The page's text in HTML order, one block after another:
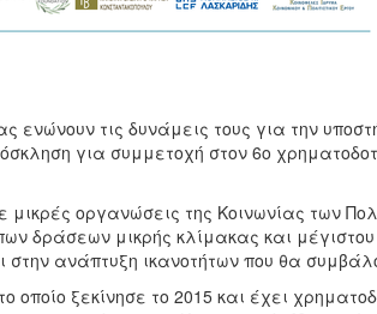
τις δυνάμεις τους για την
για συμμετοχή στον 6ο
μικρές οργανώσεις της Κοινωνίας των
δράσεων μικρής κλίμακας και μέγιστου
ανάπτυξη ικανοτήτων που θα
οποίο ξεκίνησε το 2015 και έχει